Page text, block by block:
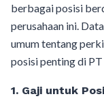
berbagai posisi
perusahaan ini.
umum tentang
posisi penting di
1. Gaji untuk